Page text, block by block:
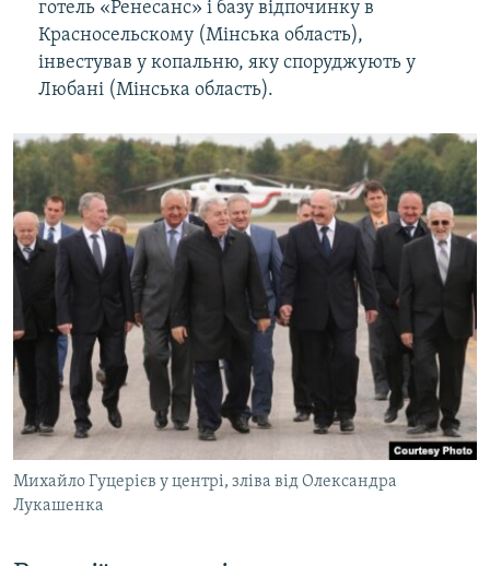
готель «Ренесанс» і базу відпочинку в
Красносельскому (Мінська область),
інвестував у копальню, яку споруджують у
Любані (Мінська область).
Михайло Гуцерієв у центрі, зліва від Олександра
Лукашенка